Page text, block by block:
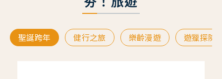
聖誕跨年 健行之旅 樂齡漫遊 遊獵探險